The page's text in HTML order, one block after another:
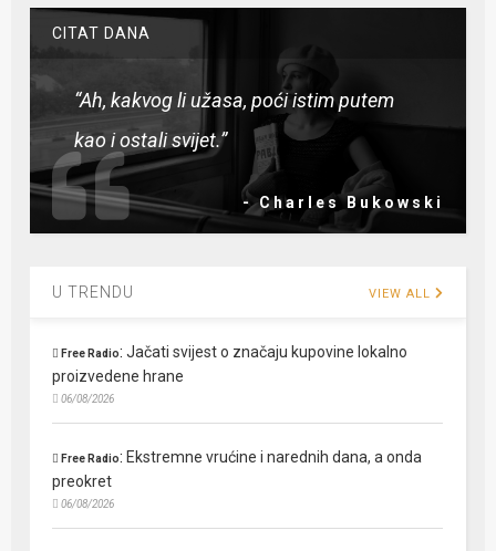
CITAT DANA
“Ah, kakvog li užasa, poći istim putem
kao i ostali svijet.”
- Charles Bukowski
U TRENDU VIEW ALL
Free Radio:Jačati svijest o značaju kupovine lokalno
proizvedene hrane
06/08/2026
Free Radio: Ekstremne vrućine i narednih dana, a onda
preokret
06/08/2026